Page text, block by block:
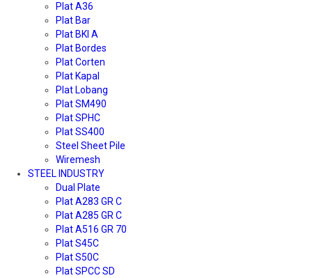
Plat A36
Plat Bar
Plat BKI A
Plat Bordes
Plat Corten
Plat Kapal
Plat Lobang
Plat SM490
Plat SPHC
Plat SS400
Steel Sheet Pile
Wiremesh
STEEL INDUSTRY
Dual Plate
Plat A283 GR C
Plat A285 GR C
Plat A516 GR 70
Plat S45C
Plat S50C
Plat SPCC SD